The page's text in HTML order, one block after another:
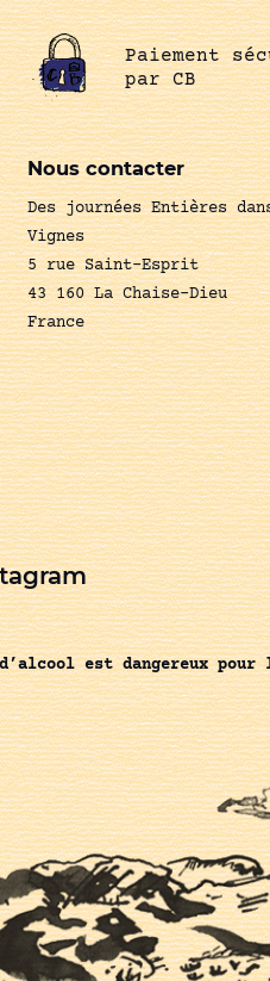
Paiement
par CB
Nous contacter
Des journées Entières
Vignes
5 rue Saint-Esprit
43 160 La Chaise-Dieu
France
est dangereux pour